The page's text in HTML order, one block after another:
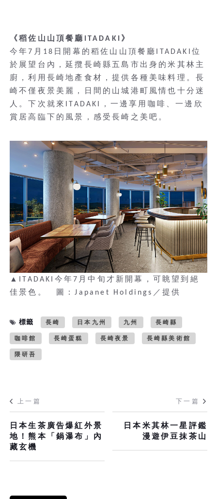
《稻佐山山頂餐廳ITADAKI》
今年7月18日開幕的稻佐山山頂餐廳ITADAKI位
於展望台內，延攬長崎縣五島市出身的米其林主
廚，利用長崎地產食材，提供各種美味料理。長
崎不僅夜景美麗，日間的山城港町風情也十分迷
人。下次就來ITADAKI，一邊享用咖啡、一邊欣
賞居高臨下的風景，感受長崎之美吧。
▲ITADAKI今年7月中旬才新開幕，可眺望到絕
佳景色。 圖：Japanet Holdings／提供
標籤 長崎 日本九州 九州 長崎縣
咖啡館 長崎蛋糕 長崎夜景 長崎縣美術館
隈研吾
上一篇
日本生茶廣告爆紅外景
地！熊本「鍋瀑布」內
藏玄機
下一篇
日本米其林一星評鑑
漫遊伊豆抹茶山